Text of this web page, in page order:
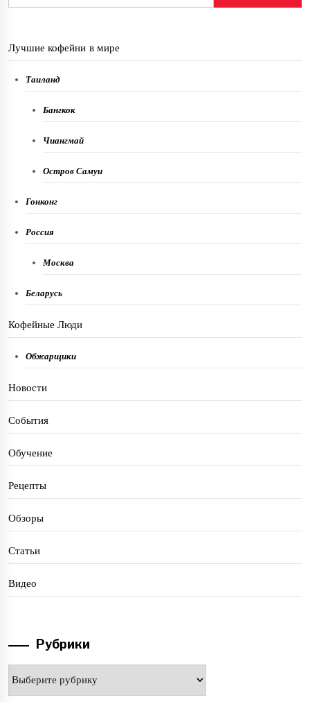
Лучшие кофейни в мире
Таиланд
Бангкок
Чиангмай
Остров Самуи
Гонконг
Россия
Москва
Беларусь
Кофейные Люди
Обжарщики
Новости
События
Обучение
Рецепты
Обзоры
Статьи
Видео
Рубрики